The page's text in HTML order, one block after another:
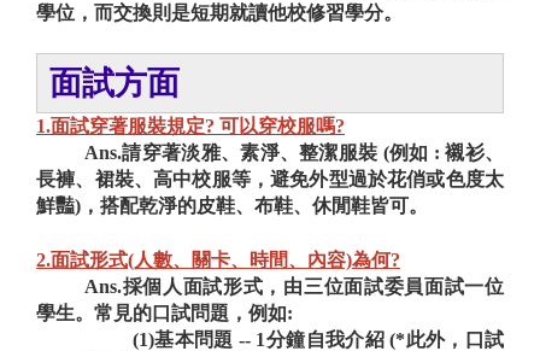
學位，而交換則是短期就讀他校修習學分。
面試方面
1.面試穿著服裝規定? 可以穿校服嗎?
Ans.請穿著淡雅、素淨、整潔服裝 (例如 : 襯衫、
長褲、裙裝、高中校服等，避免外型過於花俏或色度太
鮮豔)，搭配乾淨的皮鞋、布鞋、休閒鞋皆可。
2.面試形式(人數、關卡、時間、內容)為何?
Ans.採個人面試形式，由三位面試委員面試一位
學生。常見的口試問題，例如:
(1)基本問題 -- 1分鐘自我介紹 (*此外，口試